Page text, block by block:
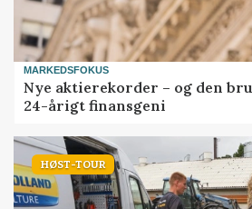
MARKEDSFOKUS
Nye aktierekorder – og den
24-årigt finansgeni
HØST-TOUR